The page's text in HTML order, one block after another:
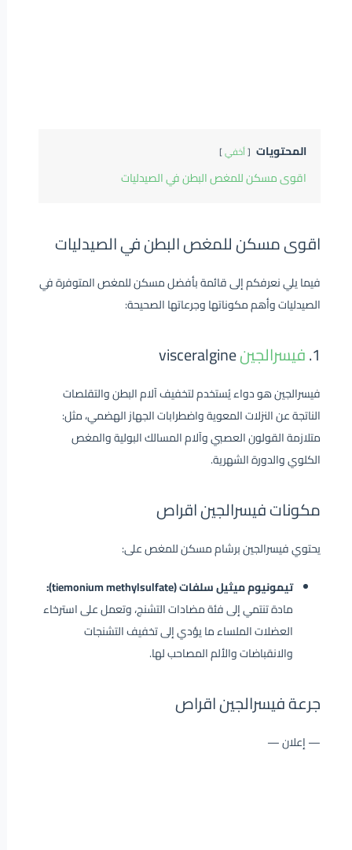
المحتويات أخفي
اقوى مسكن للمغص البطن في الصيدليات
اقوى مسكن للمغص البطن في الصيدليات
فيما يلي نعرفكم إلى قائمة بأفضل مسكن للمغص المتوفرة في
الصيدليات وأهم مكوناتها وجرعاتها الصحيحة:
1. فيسرالجين
فيسرالجين هو دواء يُستخدم لتخفيف آلام البطن والتقلصات
الناتجة عن النزلات المعوية واضطرابات الجهاز الهضمي، مثل:
متلازمة القولون العصبي وآلام المسالك البولية والمغص
الكلوي والدورة الشهرية.
مكونات فيسرالجين اقراص
يحتوي فيسرالجين برشام مسكن للمغص على:
تيمونيوم ميثيل سلفات (tiemonium methylsulfate):
مادة تنتمي إلى فئة مضادات التشنج، وتعمل على استرخاء
العضلات الملساء ما يؤدي إلى تخفيف التشنجات
والانقباضات والألم المصاحب لها.
جرعة فيسرالجين اقراص
— إعلان —